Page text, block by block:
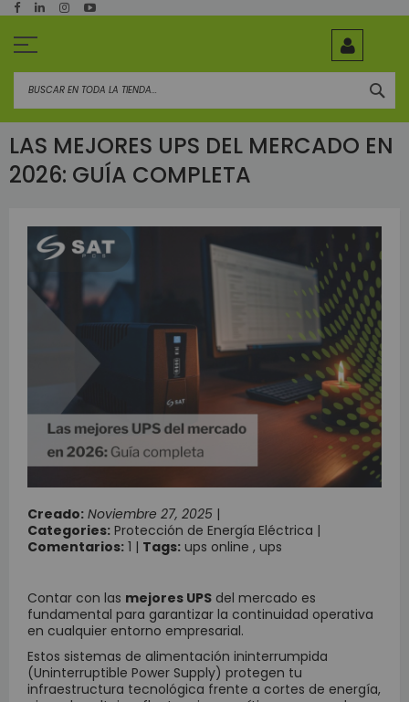
al
LAS MEJORES UPS DEL MERCADO EN
2026: GUÍA COMPLETA
Creado: Noviembre 27, 2025 |
Categories: Protección de Energía Eléctrica |
Comentarios: 1 | Tags: ups online , ups
Contar con las mejores UPS del mercado es
fundamental para garantizar la continuidad operativa
en cualquier entorno empresarial.
Estos sistemas de alimentación ininterrumpida
(Uninterruptible Power Supply) protegen tu
infraestructura tecnológica frente a cortes de energía,